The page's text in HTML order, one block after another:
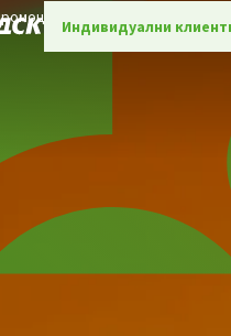
Индивидуални